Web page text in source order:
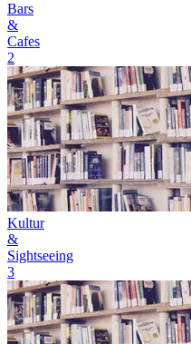
Bars
&
Cafes
2
Kultur
&
Sightseeing
3